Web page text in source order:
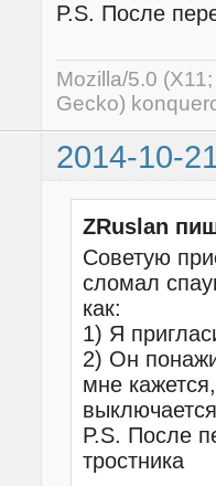
P.S. После
Mozilla/5.0
Gecko)
2014-10-
ZRuslan
Советую
сломал
как:
1) Я
2) Он
мне
P.S. После
тростника